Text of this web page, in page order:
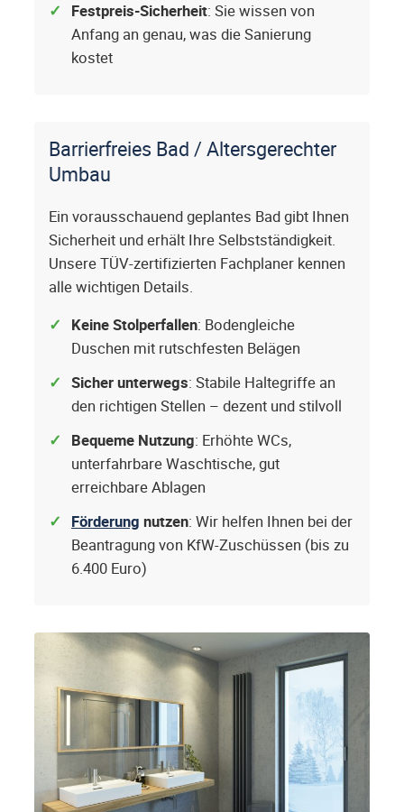
Festpreis-Sicherheit: Sie wissen von
Anfang an genau, was die Sanierung
kostet
Barrierfreies Bad / Altersgerechter
Umbau
Ein vorausschauend geplantes Bad gibt Ihnen
Sicherheit und erhält Ihre Selbstständigkeit.
Unsere TÜV-zertifizierten Fachplaner kennen
alle wichtigen Details.
Keine Stolperfallen: Bodengleiche
Duschen mit rutschfesten Belägen
Sicher unterwegs: Stabile Haltegriffe an
den richtigen Stellen – dezent und stilvoll
Bequeme Nutzung: Erhöhte WCs,
unterfahrbare Waschtische, gut
erreichbare Ablagen
Förderung nutzen: Wir helfen Ihnen bei der
Beantragung von KfW-Zuschüssen (bis zu
6.400 Euro)